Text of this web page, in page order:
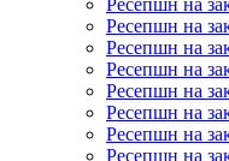
Ресепшн на
Ресепшн на
Ресепшн на
Ресепшн на
Ресепшн на
Ресепшн на
Ресепшн на
Ресепшн на